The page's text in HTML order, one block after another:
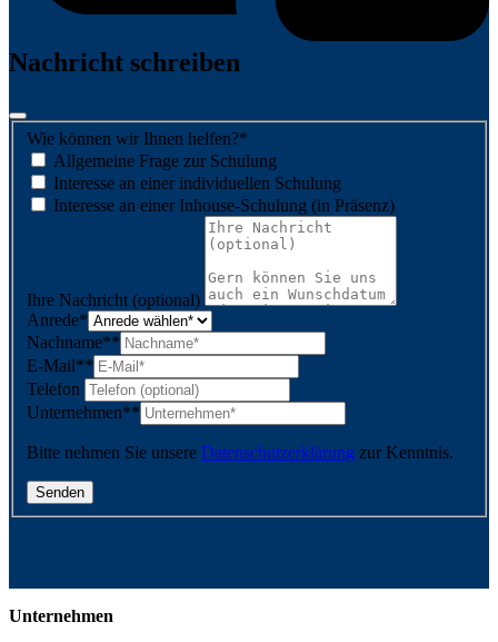
Nachricht schreiben
Wie können wir Ihnen helfen?*
Allgemeine Frage zur Schulung
Interesse an einer individuellen Schulung
Interesse an einer Inhouse-Schulung (in Präsenz)
Ihre Nachricht (optional)
Anrede*
Nachname**
E-Mail**
Telefon
Unternehmen**
Bitte nehmen Sie unsere Datenschutzerklärung zur Kenntnis.
Unternehmen